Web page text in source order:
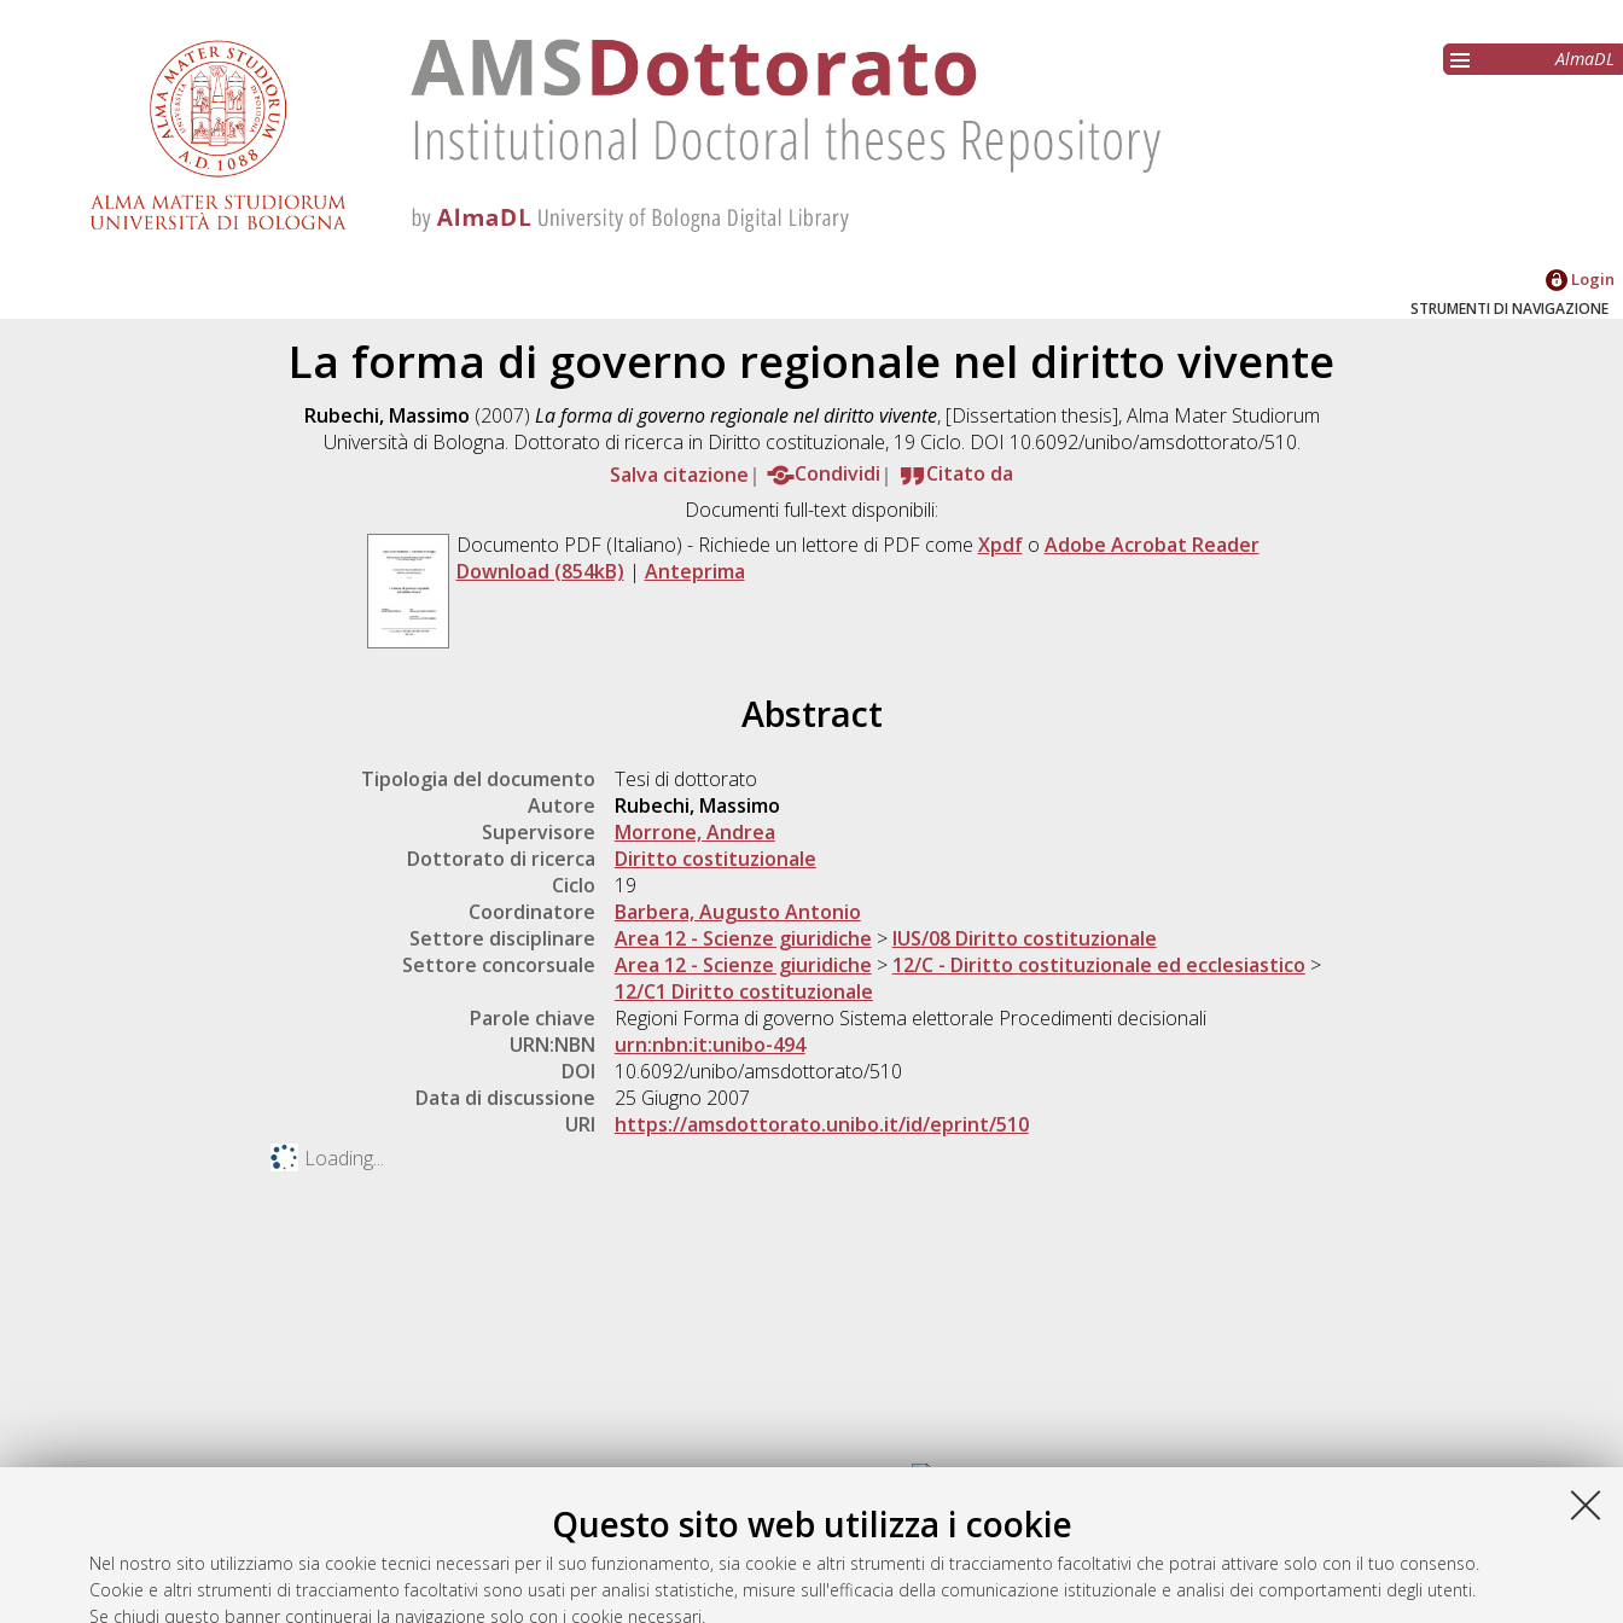
Questo sito web utilizza i cookie
Nel nostro sito utilizziamo sia cookie tecnici necessari per il suo funzionamento, sia cookie e altri strumenti di tracciamento facoltativi che potrai attivare solo con il tuo consenso.
Cookie e altri strumenti di tracciamento facoltativi sono usati per analisi statistiche, misure sull'efficacia della comunicazione istituzionale e analisi dei comportamenti degli utenti.
Se chiudi questo banner continuerai la navigazione solo con i cookie necessari.
AlmaDL
Login
STRUMENTI DI NAVIGAZIONE
La forma di governo regionale nel diritto vivente
Rubechi, Massimo (2007) La forma di governo regionale nel diritto vivente, [Dissertation thesis], Alma Mater Studiorum
Università di Bologna. Dottorato di ricerca in Diritto costituzionale, 19 Ciclo. DOI 10.6092/unibo/amsdottorato/510.
Salva citazione
Condividi
Citato da
Documenti full-text disponibili:
Documento PDF(Italiano) - Richiede un lettore di PDF come Xpdfo Adobe Acrobat Reader
Download (854kB) | Anteprima
Abstract
Tipologia del documento
Tesi di dottorato
Autore
Rubechi, Massimo
Supervisore
Morrone, Andrea
Dottorato di ricerca
Diritto costituzionale
Ciclo
19
Coordinatore
Barbera, Augusto Antonio
Settore disciplinare
Area 12 - Scienze giuridiche > IUS/08 Diritto costituzionale
Settore concorsuale
Area 12 - Scienze giuridiche > 12/C - Diritto costituzionale ed ecclesiastico >
12/C1 Diritto costituzionale
Parole chiave
Regioni Forma di governo Sistema elettorale Procedimenti decisionali
URN:NBN
urn:nbn:it:unibo-494
DOI
10.6092/unibo/amsdottorato/510
Data di discussione
25 Giugno 2007
URI
https://amsdottorato.unibo.it/id/eprint/510
Loading...
Atom
Rss 1.0
AMS Dottorato
ISSN: 2038-7946